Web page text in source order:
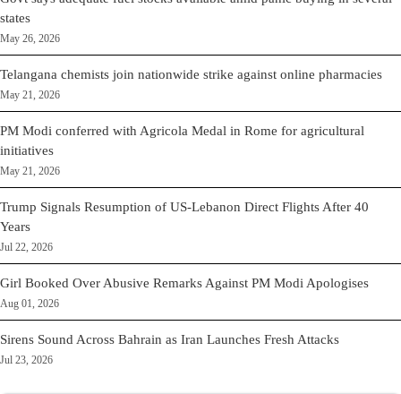
states
May 26, 2026
Telangana chemists join nationwide strike against online pharmacies
May 21, 2026
PM Modi conferred with Agricola Medal in Rome for agricultural
initiatives
May 21, 2026
Trump Signals Resumption of US-Lebanon Direct Flights After 40
Years
Jul 22, 2026
Girl Booked Over Abusive Remarks Against PM Modi Apologises
Aug 01, 2026
Sirens Sound Across Bahrain as Iran Launches Fresh Attacks
Jul 23, 2026